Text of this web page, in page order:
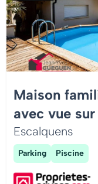
Maison
avec vue
Escalquens
Parking Piscine